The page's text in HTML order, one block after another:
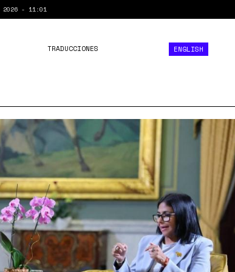
- 11:01
TRADUCCIONES ENGLISH